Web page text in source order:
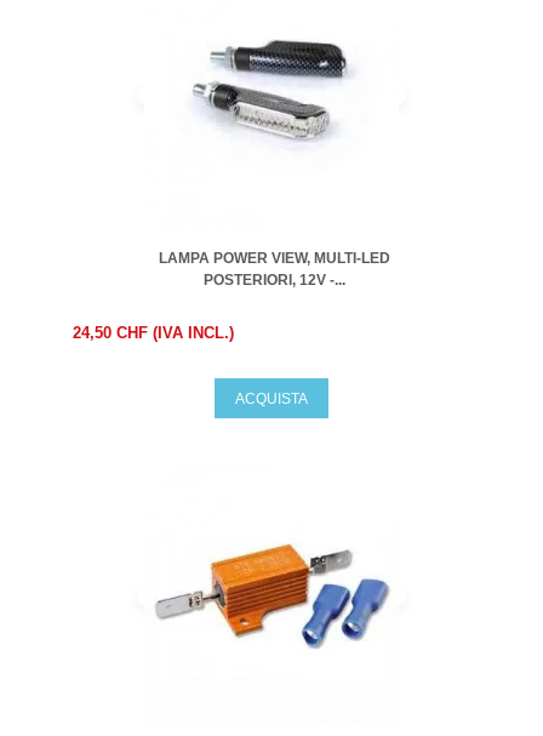
LAMPA POWER VIEW, MULTI-LED
POSTERIORI, 12V -...
24,50 CHF (IVA INCL.)
ACQUISTA